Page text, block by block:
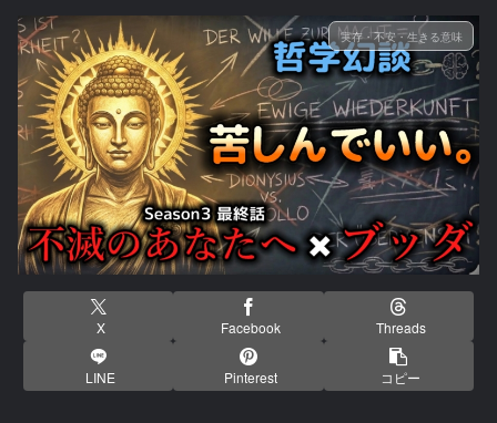
実存・不安・生きる意味
X Facebook Threads
LINE Pinterest コピー